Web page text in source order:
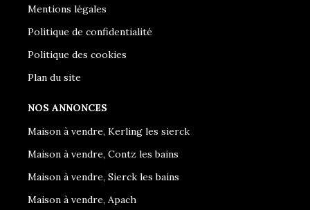
Mentions légales
Politique de confidentialité
Politique des cookies
Plan du site
NOS ANNONCES
Maison à vendre, Kerling les sierck
Maison à vendre, Contz les bains
Maison à vendre, Sierck les bains
Maison à vendre, Apach